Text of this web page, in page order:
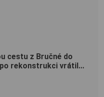
cestu z Bručné do
rekonstrukci vrátil...